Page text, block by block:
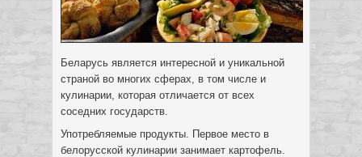
Беларусь является интересной и уникальной
страной во многих сферах, в том числе и
кулинарии, которая отличается от всех
соседних государств.
Употребляемые продукты. Первое место в
белорусской кулинарии занимает картофель.